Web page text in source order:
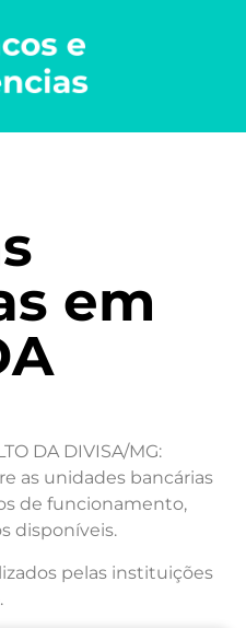
em
DA DIVISA/MG:
as unidades bancárias
de funcionamento,
disponíveis.
pelas instituições